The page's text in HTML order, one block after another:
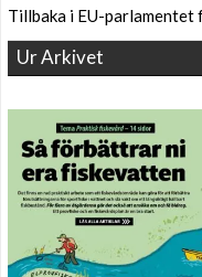
Tillbaka i EU-parlamentet
Ur Arkivet